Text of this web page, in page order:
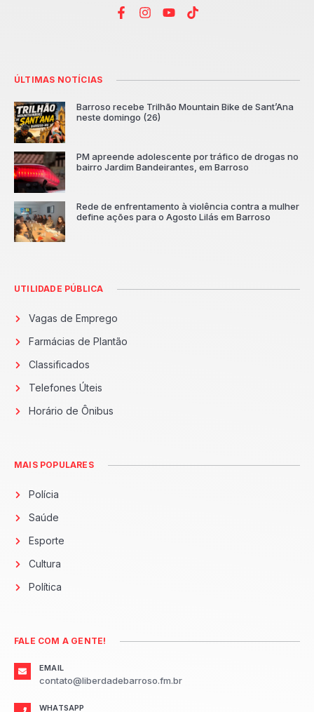
ÚLTIMAS NOTÍCIAS
Barroso recebe Trilhão Mountain Bike de Sant’Ana
neste domingo (26)
PM apreende adolescente por tráfico de drogas no
bairro Jardim Bandeirantes, em Barroso
Rede de enfrentamento à violência contra a mulher
define ações para o Agosto Lilás em Barroso
UTILIDADE PÚBLICA
Vagas de Emprego
Farmácias de Plantão
Classificados
Telefones Úteis
Horário de Ônibus
MAIS POPULARES
Polícia
Saúde
Esporte
Cultura
Política
FALE COM A GENTE!
EMAIL
contato@liberdadebarroso.fm.br
WHATSAPP